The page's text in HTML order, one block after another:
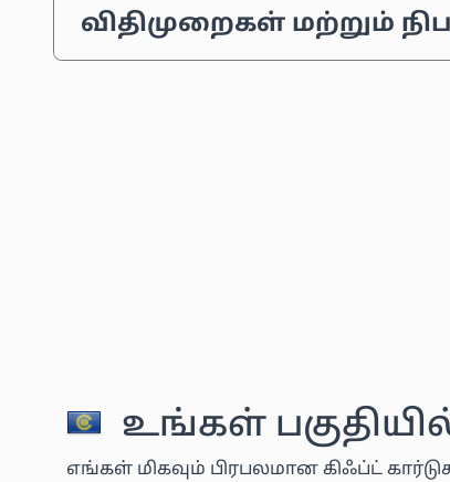
விதிமுறைகள் மற்றும்
உங்கள்
எங்கள் மிகவும் பிரபலமான கிஃப்ட்